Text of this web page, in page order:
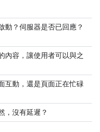
動？伺服器是否已回應？
內容，讓使用者可以與之
互動，還是頁面正在忙碌
，沒有延遲？